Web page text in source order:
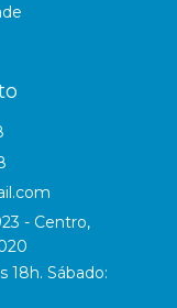
- Centro,
18h. Sábado: